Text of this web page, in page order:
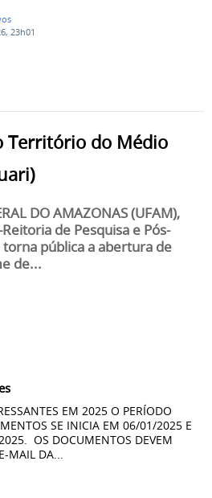
23h01
Território do Médio
DO AMAZONAS (UFAM),
de Pesquisa e Pós-
torna pública a abertura de
de...
EM 2025 O PERÍODO
SE INICIA EM 06/01/2025 E
OS DOCUMENTOS DEVEM
MAIL DA...